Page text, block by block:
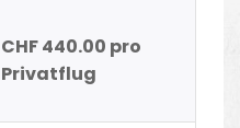
CHF 440.00 pro
Privatflug